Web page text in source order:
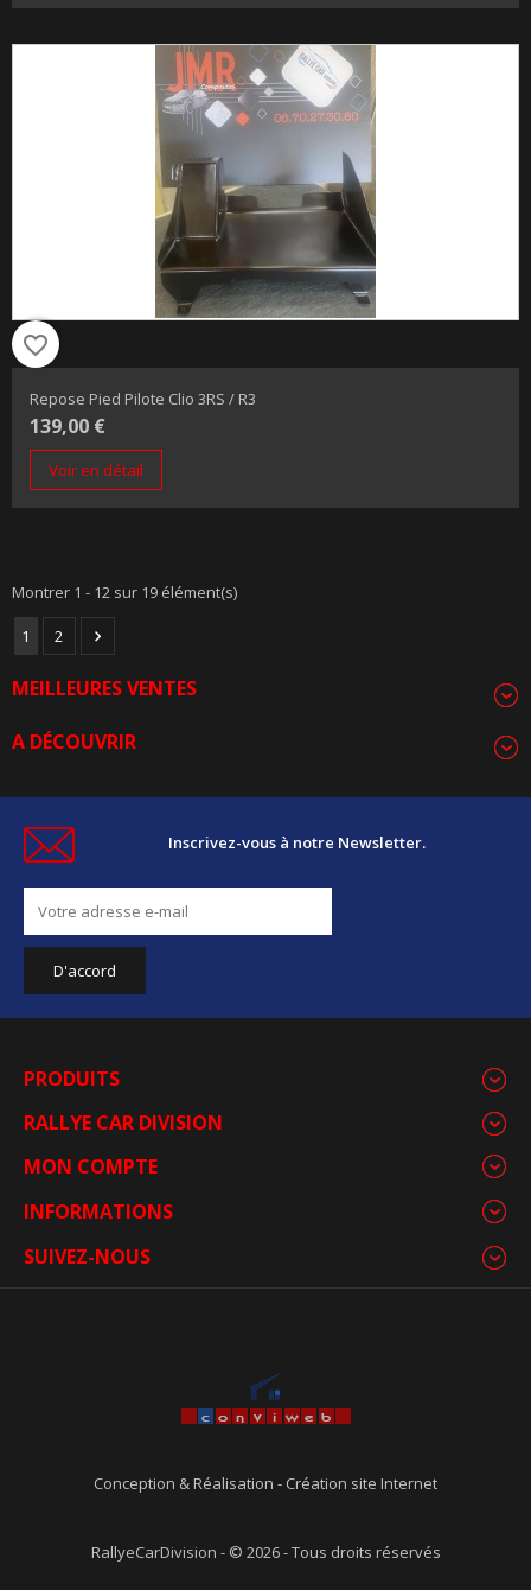
favorite_border
Repose Pied Pilote Clio 3RS / R3
139,00 €
Voir en détail
Montrer 1 - 12 sur 19 élément(s)
1 2 
MEILLEURES VENTES
A DÉCOUVRIR
Inscrivez-vous à notre Newsletter.
PRODUITS
RALLYE CAR DIVISION
MON COMPTE
INFORMATIONS
SUIVEZ-NOUS
Conception & Réalisation - Création site Internet
RallyeCarDivision - © 2026 - Tous droits réservés